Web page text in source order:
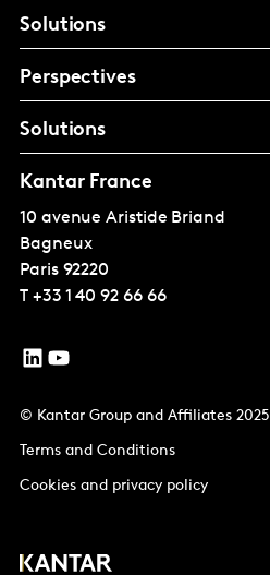
Solutions
Perspectives
Solutions
Kantar France
10 avenue Aristide Briand
Bagneux
Paris 92220
T +33 1 40 92 66 66
© Kantar Group and Affiliates 2025
Terms and Conditions
Cookies and privacy policy